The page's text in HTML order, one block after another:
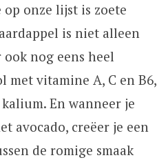
onze lijst is zoete
is niet alleen
nog eens heel
met vitamine A, C en B6,
En wanneer je
avocado, creëer je een
de romige smaak